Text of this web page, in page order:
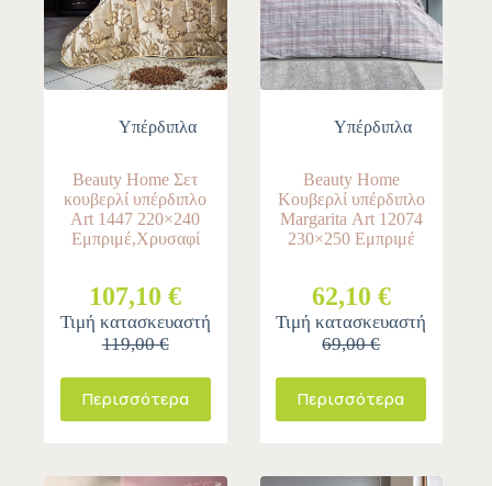
Yπέρδιπλα
Beauty Home Σετ
κουβερλί υπέρδιπλο
Art 1447 220×240
Εμπριμέ,Χρυσαφί
107,10 €
Τιμή κατασκευαστή
119,00 €
Περισσότερα
Yπέρδιπλα
Beauty Home
Κουβερλί υπέρδιπλο
Margarita Αrt 12074
230×250 Εμπριμέ
62,10 €
Τιμή κατασκευαστή
69,00 €
Περισσότερα